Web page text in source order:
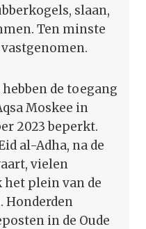
slaan,
Ten minste
de toegang
Moskee in
2023 beperkt.
al-Adha, na de
vielen
plein van de
Honderden
in de Oude